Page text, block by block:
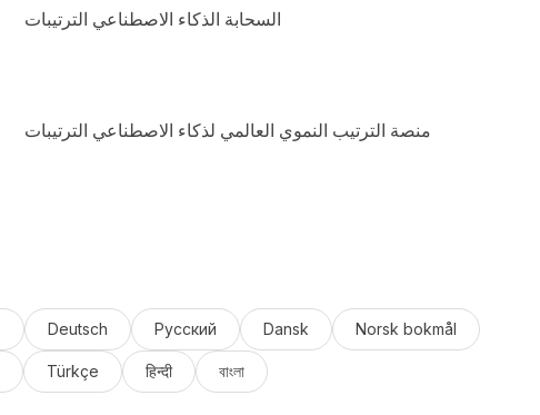
السحابة الذكاء الاصطناعي الترتيبات
منصة الترتيب النموي العالمي لذكاء الاصطناعي الترتيبات
Deutsch Русский Dansk Norsk bokmål
Türkçe हिन्दी বাংলা